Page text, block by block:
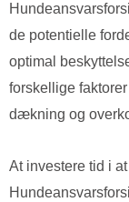
de potentielle
optimal
forskellige
dækning og
At investere tid i